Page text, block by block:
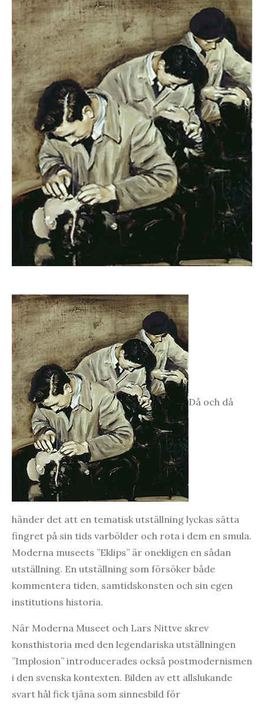
Då och då
händer det att en tematisk utställning lyckas sätta
fingret på sin tids varbölder och rota i dem en smula.
Moderna museets ”Eklips” är onekligen en sådan
utställning. En utställning som försöker både
kommentera tiden, samtidskonsten och sin egen
institutions historia.
När Moderna Museet och Lars Nittve skrev
konsthistoria med den legendariska utställningen
”Implosion” introducerades också postmodernismen
i den svenska kontexten. Bilden av ett allslukande
svart hål fick tjäna som sinnesbild för